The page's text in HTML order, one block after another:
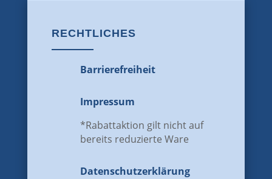
RECHTLICHES
Barrierefreiheit
Impressum
*Rabattaktion gilt nicht auf
bereits reduzierte Ware
Datenschutz­erklärung